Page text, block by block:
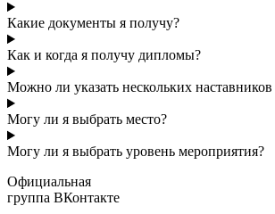
Какие документы я получу?
Как и когда я получу дипломы?
Можно ли указать нескольких наставников
Могу ли я выбрать место?
Могу ли я выбрать уровень мероприятия?
Официальная
группа ВКонтакте